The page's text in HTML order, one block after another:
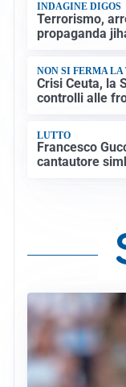
INDAGINE DIGOS
Terrorismo,
propaganda
NON SI FERMA LA
Crisi Ceuta, la
controlli alle
LUTTO
Francesco
cantautore